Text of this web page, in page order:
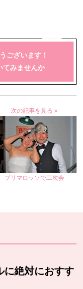
ございます！
てみませんか
次の記事を見る »
プリマロッソで二次会
に絶対におすす